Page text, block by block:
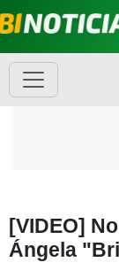
[VIDEO]
Ángela